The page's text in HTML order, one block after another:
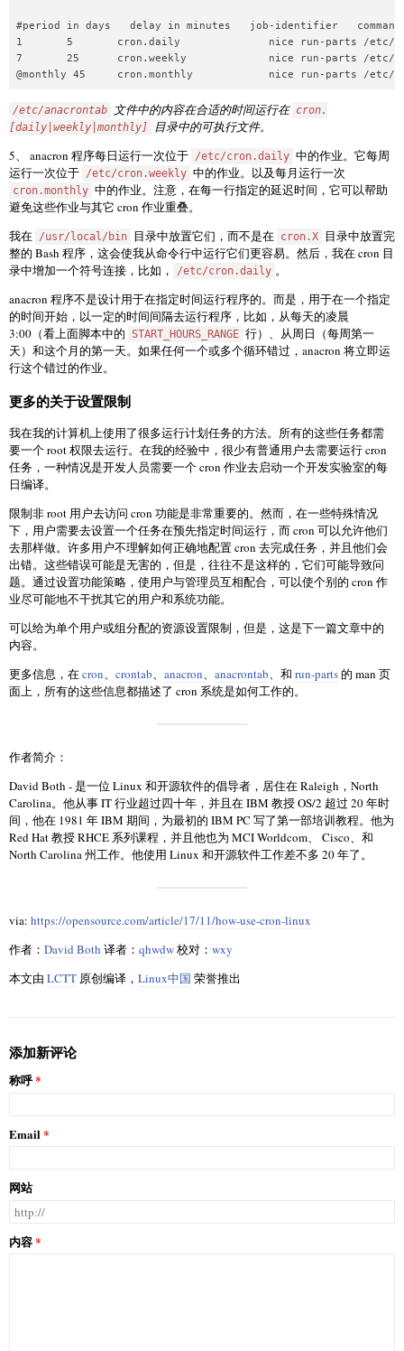
#period in days   delay in minutes   job-identifier   command
1       5       cron.daily              nice run-parts /etc/
7       25      cron.weekly             nice run-parts /etc/
/etc/anacrontab 文件中的内容在合适的时间运行在 cron.
[daily|weekly|monthly]
目录中的可执行文件。
5、 anacron 程序每日运行一次位于 /etc/cron.daily 中的作业。它每周
运行一次位于 /etc/cron.weekly 中的作业。以及每月运行一次
cron.monthly 中的作业。注意，在每一行指定的延迟时间，它可以帮助
避免这些作业与其它 cron 作业重叠。
我在 /usr/local/bin 目录中放置它们，而不是在 cron.X 目录中放置完
整的 Bash 程序，这会使我从命令行中运行它们更容易。然后，我在 cron 目
录中增加一个符号连接，比如，
/etc/cron.daily 。
anacron 程序不是设计用于在指定时间运行程序的。而是，用于在一个指定
的时间开始，以一定的时间间隔去运行程序，比如，从每天的凌晨
3:00（看上面脚本中的 START_HOURS_RANGE 行）、从周日（每周第一
天）和这个月的第一天。如果任何一个或多个循环错过，anacron 将立即运
行这个错过的作业。
更多的关于设置限制
我在我的计算机上使用了很多运行计划任务的方法。所有的这些任务都需
要一个 root 权限去运行。在我的经验中，很少有普通用户去需要运行 cron
任务，一种情况是开发人员需要一个 cron 作业去启动一个开发实验室的每
日编译。
限制非 root 用户去访问 cron 功能是非常重要的。然而，在一些特殊情况
下，用户需要去设置一个任务在预先指定时间运行，而 cron 可以允许他们
去那样做。许多用户不理解如何正确地配置 cron 去完成任务，并且他们会
出错。这些错误可能是无害的，但是，往往不是这样的，它们可能导致问
题。通过设置功能策略，使用户与管理员互相配合，可以使个别的 cron 作
业尽可能地不干扰其它的用户和系统功能。
可以给为单个用户或组分配的资源设置限制，但是，这是下一篇文章中的
内容。
更多信息，在cron、 crontab、 anacron、 anacrontab、和 run-parts的 man 页
面上，所有的这些信息都描述了 cron 系统是如何工作的。
作者简介：
David Both - 是一位 Linux 和开源软件的倡导者，居住在 Raleigh，North
Carolina。他从事 IT 行业超过四十年，并且在 IBM 教授 OS/2 超过 20 年时
间，他在 1981 年 IBM 期间，为最初的 IBM PC 写了第一部培训教程。他为
Red Hat 教授 RHCE 系列课程，并且他也为 MCI Worldcom、 Cisco、和
North Carolina 州工作。他使用 Linux 和开源软件工作差不多 20 年了。
via: https://opensource.com/article/17/11/how-use-cron-linux
作者： David Both 译者： qhwdw校对： wxy
本文由 LCTT 原创编译， Linux中国 荣誉推出
添加新评论
称呼
Email
网站
内容